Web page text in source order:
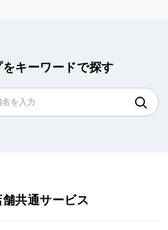
をキーワードで探す
共通サービス